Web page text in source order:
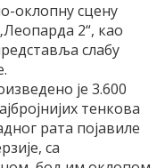
оклопну сцену
2“, као
слабу
је 3.600
тенкова
рата појавиле
са